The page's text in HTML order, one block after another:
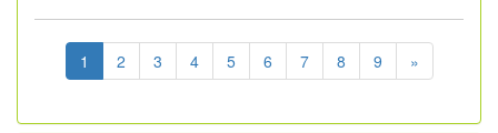
1 2 3 4 5 6 7 8 9 »